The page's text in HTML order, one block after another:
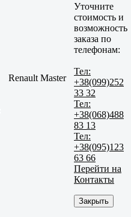
Renault Master
Уточните
стоимость и
возможность
заказа по
телефонам:
Тел:
+38(099)252
33 32
Тел:
+38(068)488
83 13
Тел:
+38(095)123
63 66
Перейти на
Контакты
Закрыть